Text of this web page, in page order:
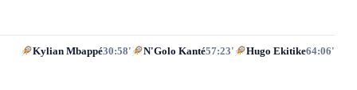
Kylian Mbappé30:58' N'Golo Kanté57:23' Hugo Ekitike64:06'